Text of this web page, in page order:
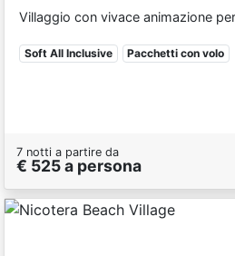
Villaggio con vivace animazione
Soft All Inclusive Pacchetti con volo
7 notti a partire da
€ 525 a persona